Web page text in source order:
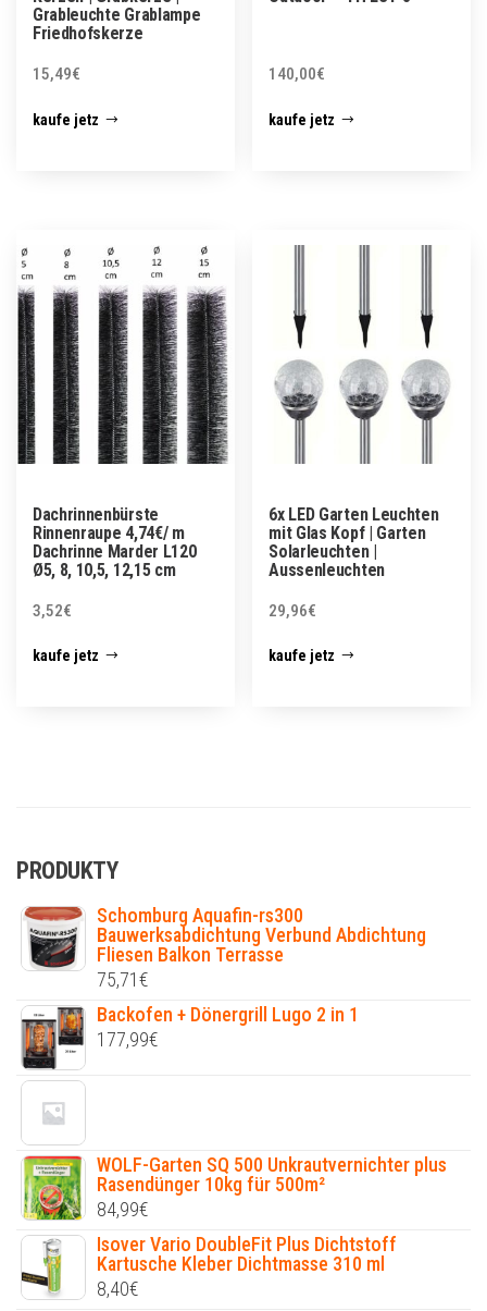
Grableuchte Grablampe
Friedhofskerze
15,49€
kaufe jetz
140,00€
kaufe jetz
Dachrinnenbürste
Rinnenraupe 4,74€/ m
Dachrinne Marder L120
Ø5, 8, 10,5, 12,15 cm
3,52€
kaufe jetz
6x LED Garten Leuchten
mit Glas Kopf | Garten
Solarleuchten |
Aussenleuchten
29,96€
kaufe jetz
PRODUKTY
Schomburg Aquafin-rs300
Bauwerksabdichtung Verbund Abdichtung
Fliesen Balkon Terrasse
75,71€
Backofen + Dönergrill Lugo 2 in 1
177,99€
WOLF-Garten SQ 500 Unkrautvernichter plus
Rasendünger 10kg für 500m²
84,99€
Isover Vario DoubleFit Plus Dichtstoff
Kartusche Kleber Dichtmasse 310 ml
8,40€